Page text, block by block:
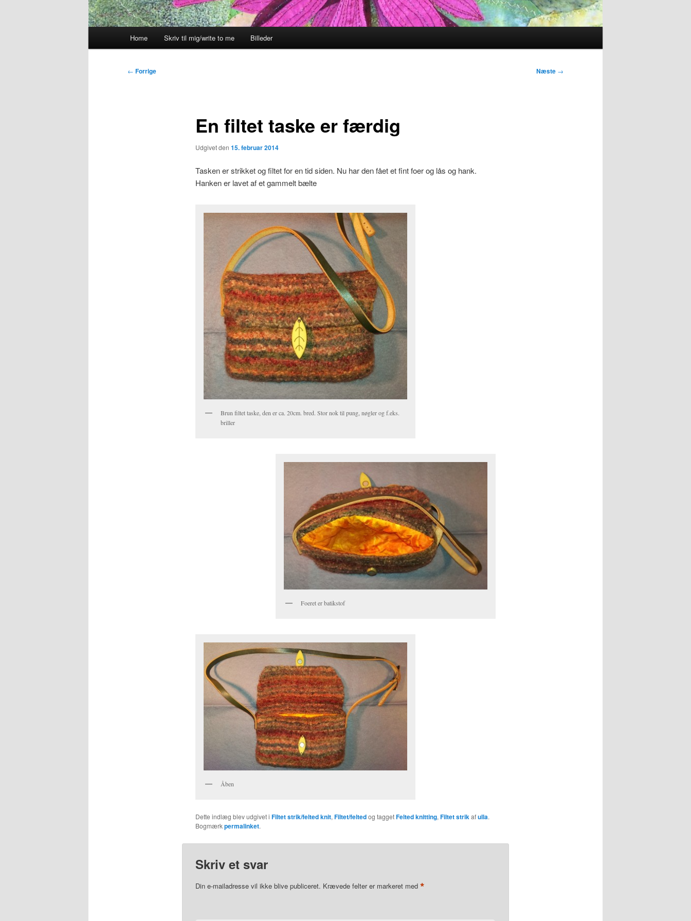
Home Skriv til mig/write to me Billeder
Indlægsnavigation
← Forrige Næste →
En filtet taske er færdig
Udgivet den 15. februar 2014
Tasken er strikket og filtet for en tid siden. Nu har den fået et fint foer og lås og hank.
Hanken er lavet af et gammelt bælte
Brun filtet taske, den er ca. 20cm. bred. Stor nok til pung, nøgler og f.eks.
briller
Foeret er batikstof
Åben
Dette indlæg blev udgivet i Filtet strik/felted knit,Filtet/feltedog taggetFelted knitting,Filtet strikafulla.
Bogmærkpermalinket.
Skriv et svar
Din e-mailadresse vil ikke blive publiceret. Krævede felter er markeret med *